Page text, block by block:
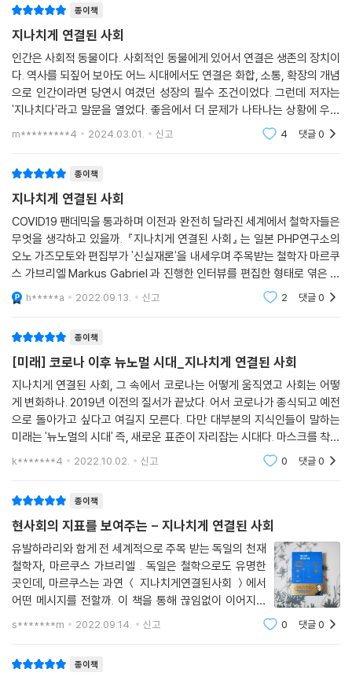
종이책
지나치게 연결된 사회
인간은 사회적 동물이다. 사회적인 동물에게 있어서 연결은 생존의 장치이
다. 역사를 되짚어 보아도 어느 시대에서도 연결은 화합, 소통, 확장의 개념
으로 인간이라면 당연시 여겼던 성장의 필수 조건이었다. 그런데 저자는
'지나치다'라고 말문을 열었다. 좋음에서 더 문제가 나타나는 상황에 우리
는 지나치다라고 명명하곤 한다. 연결이 지나치면 어떻게 되는 걸까? 그러
m*********4 2024.03.01. 신고 4 댓글0
종이책
지나치게 연결된 사회
COVID19 팬데믹을 통과하며 이전과 완전히 달라진 세계에서 철학자들은
무엇을 생각하고 있을까. 『지나치게 연결된 사회』 는 일본 PHP연구소의
오노 가즈모토와 편집부가 '신실재론'을 내세우며 주목받는 철학자 마르쿠
스 가브리엘 Markus Gabriel 과 진행한 인터뷰를 편집한 형태로 엮은 책
이다. 이전 슬라보예 지젝이 팬데믹을 철학적으로 사유한 책을 읽은 기억
도 떠올려보면서 비
h*****a 2022.09.13. 신고 2 댓글0
종이책
[미래] 코로나 이후 뉴노멀 시대_지나치게 연결된 사회
지나치게 연결된 사회, 그 속에서 코로나는 어떻게 움직였고 사회는 어떻
게 변화하나. 2019년 이전의 질서가 끝났다. 어서 코로나가 종식되고 예전
으로 돌아가고 싶다고 여길지 모른다. 다만 대부분의 지식인들이 말하는
미래는 '뉴노멀의 시대' 즉, 새로운 표준이 자리잡는 시대다. 마스크를 착용
하지 않는 것은 '양말'을 신지 않고 남의 집 방바닥을 누비는 것과 같다. 마
k*******4 2022.10.02. 신고 0 댓글0
종이책
현사회의 지표를 보여주는 - 지나치게 연결된 사회
유발하라리와 함게 전 세계적으로 주목 받는 독일의 천재
철학자, 마르쿠스 가브리엘 . 독일은 철학으로도 유명한
곳인데, 마르쿠스는 과연 ＜ 지나치게연결된사회 ＞에서
어떤 메시지를 전할까. 이 책을 통해 끊임없이 이어지는
세계에서 어떻게 '나답게' 살 것인지를 사유해보았다. . 코
s*******m 2022.09.14. 신고 0 댓글0
종이책